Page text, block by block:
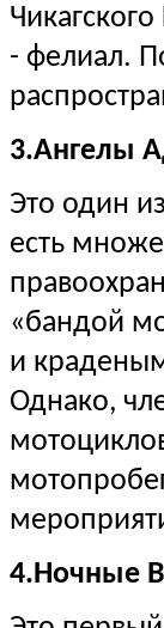
- фелиал.
3.Ангелы
Это один
есть
«бандой
и
Однако,
4.Ночные